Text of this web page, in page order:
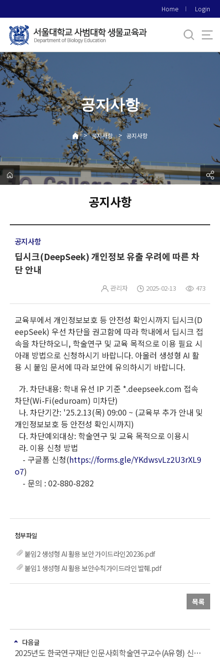
로
메
뉴
Home Login
공지사항
> 공지사항 > 공지사항
공지사항
공지사항
딥시크(DeepSeek) 개인정보 유출 우려에 따른 차
단 안내
관리자 2025-02-13 473
교육부에서 개인정보보호 등 안전성 확인시까지 딥시크(D
eepSeek) 우선 차단을 권고함에 따라 학내에서 딥시크 접
속을 차단하오니, 학술연구 및 교육 목적으로 이용 필요 시
아래 방법으로 신청하시기 바랍니다. 아울러 생성형 AI 활
용 시 붙임 문서에 따라 보안에 유의하시기 바랍니다.
가. 차단내용: 학내 유선 IP 기준 *.deepseek.com 접속
차단(Wi-Fi(eduroam) 미차단)
나. 차단기간: '25.2.13(목) 09:00 ~ (교육부 추가 안내 및
개인정보보호 등 안전성 확인시까지)
다. 차단예외대상: 학술연구 및 교육 목적으로 이용시
라. 이용 신청 방법
- 구글폼 신청(https://forms.gle/YKdwsvLz2U3rXL9
o7)
- 문의 : 02-880-8282
붙임2 생성형 AI 활용 보안 가이드라인20236.pdf
붙임1 생성형 AI 활용 보안수칙가이드라인 발췌.pdf
목록
다음글
2025년도 한국연구재단 인문사회학술연구교수(A유형) 신규 공모 안내